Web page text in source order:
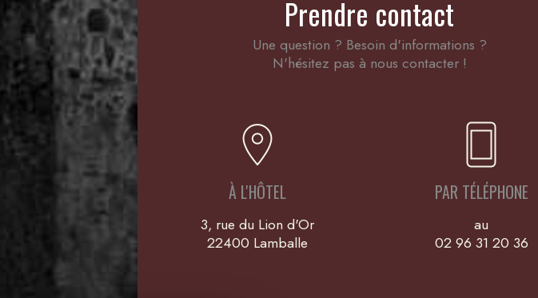
Prendre contact
Une question ? Besoin d'informations ?
N'hésitez pas à nous contacter !
À L'HÔTEL
3, rue du Lion d'Or
22400 Lamballe
PAR TÉLÉPHONE
au
02 96 31 20 36